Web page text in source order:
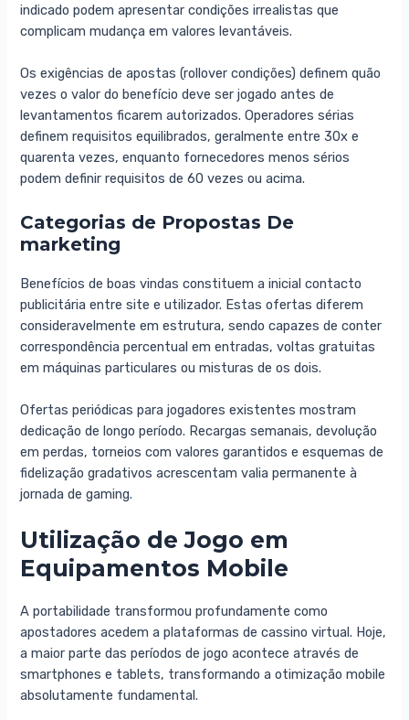
indicado podem apresentar condições irrealistas que
complicam mudança em valores levantáveis.
Os exigências de apostas (rollover condições) definem quão
vezes o valor do benefício deve ser jogado antes de
levantamentos ficarem autorizados. Operadores sérias
definem requisitos equilibrados, geralmente entre 30x e
quarenta vezes, enquanto fornecedores menos sérios
podem definir requisitos de 60 vezes ou acima.
Categorias de Propostas De
marketing
Benefícios de boas vindas constituem a inicial contacto
publicitária entre site e utilizador. Estas ofertas diferem
consideravelmente em estrutura, sendo capazes de conter
correspondência percentual em entradas, voltas gratuitas
em máquinas particulares ou misturas de os dois.
Ofertas periódicas para jogadores existentes mostram
dedicação de longo período. Recargas semanais, devolução
em perdas, torneios com valores garantidos e esquemas de
fidelização gradativos acrescentam valia permanente à
jornada de gaming.
Utilização de Jogo em
Equipamentos Mobile
A portabilidade transformou profundamente como
apostadores acedem a plataformas de cassino virtual. Hoje,
a maior parte das períodos de jogo acontece através de
smartphones e tablets, transformando a otimização mobile
absolutamente fundamental.